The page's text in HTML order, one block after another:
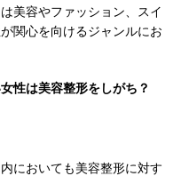
美容やファッション、スイ
関心を向けるジャンルにお
性は美容整形をしがち？
においても美容整形に対す